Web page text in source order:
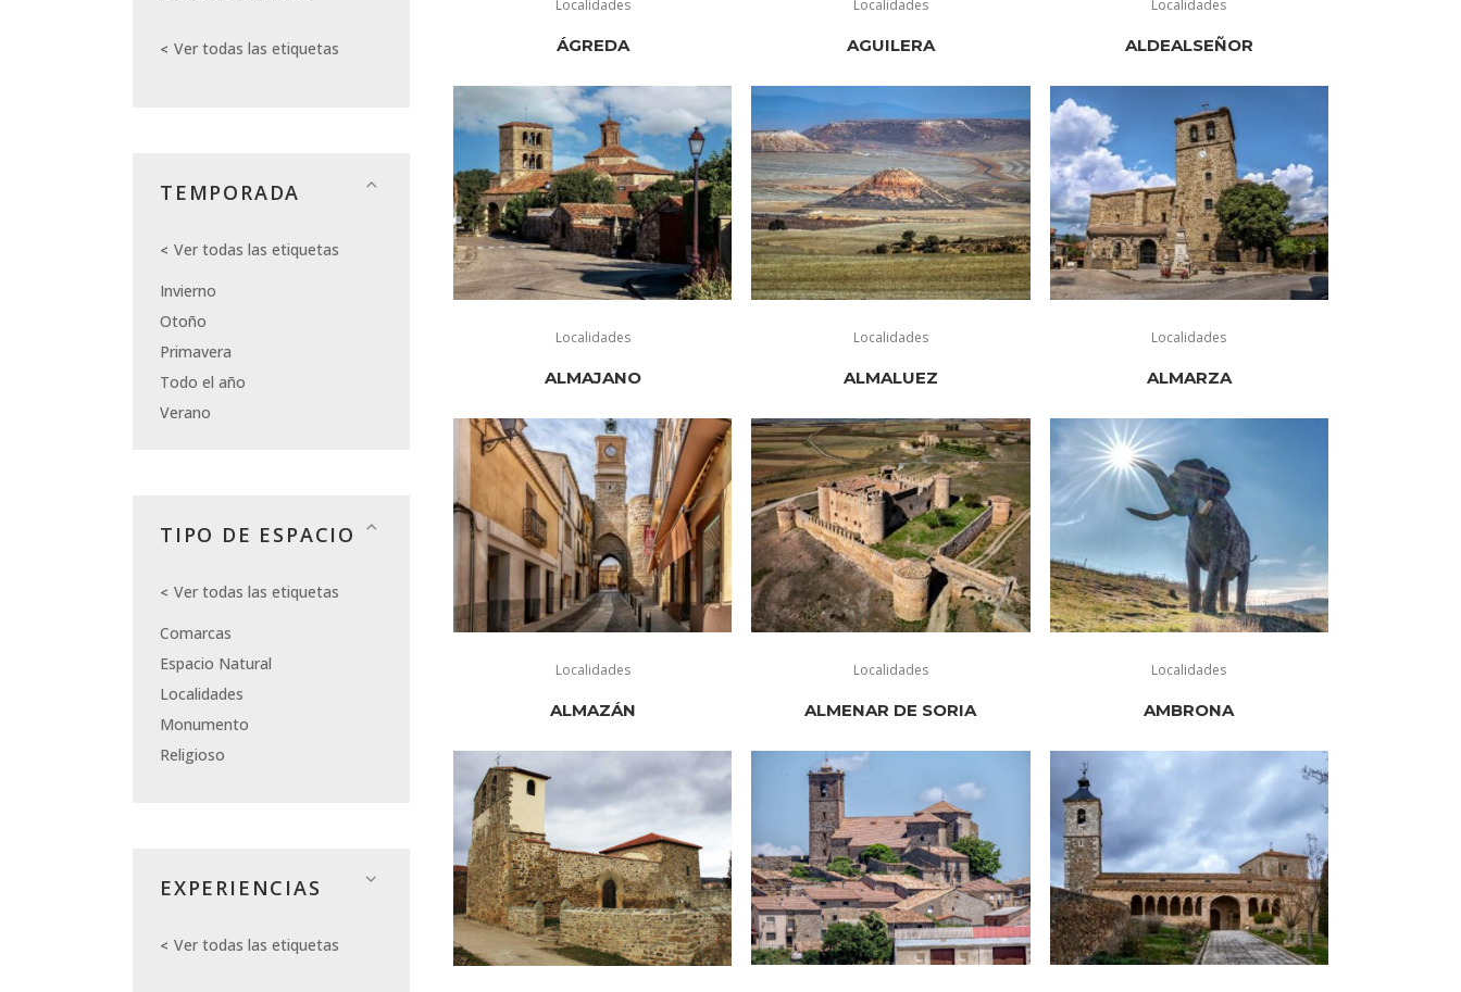
Ver todas las etiquetas
TEMPORADA
Ver todas las etiquetas
Invierno
Otoño
Primavera
Todo el año
Verano
TIPO DE ESPACIO
Ver todas las etiquetas
Comarcas
Espacio Natural
Localidades
Monumento
Religioso
EXPERIENCIAS
Ver todas las etiquetas
Localidades
ÁGREDA
Localidades
AGUILERA
Localidades
ALDEALSEÑOR
Localidades
ALMAJANO
Localidades
ALMALUEZ
Localidades
ALMARZA
Localidades
ALMAZÁN
Localidades
ALMENAR DE SORIA
Localidades
AMBRONA